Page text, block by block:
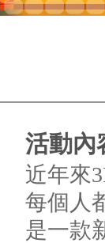
活動內
近年來
每個人
是一款